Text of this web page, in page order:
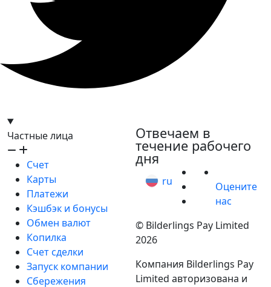
Частные лица
Счет
Карты
Платежи
Кэшбэк и бонусы
Обмен валют
Копилка
Счет сделки
Запуск компании
Сбережения
Отвечаем в
течение рабочего
дня
ru
Оцените
нас
© Bilderlings Pay Limited
2026
Компания Bilderlings Pay
Limited авторизована и